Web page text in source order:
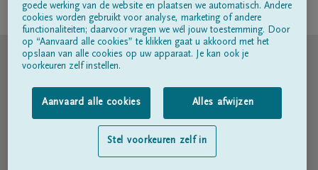
Volg ons op
© DELA
Gebruiksvoorwaarden
Privacyverklaring
Toegankelijkheidsverklaring
goede werking van de website en plaatsen we automatisch. Andere
cookies worden gebruikt voor analyse, marketing of andere
functionaliteiten; daarvoor vragen we wél jouw toestemming. Door
op “Aanvaard alle cookies” te klikken gaat u akkoord met het
opslaan van alle cookies op uw apparaat. Je kan ook je
voorkeuren zelf instellen.
Aanvaard alle cookies Alles afwijzen
Stel voorkeuren zelf in